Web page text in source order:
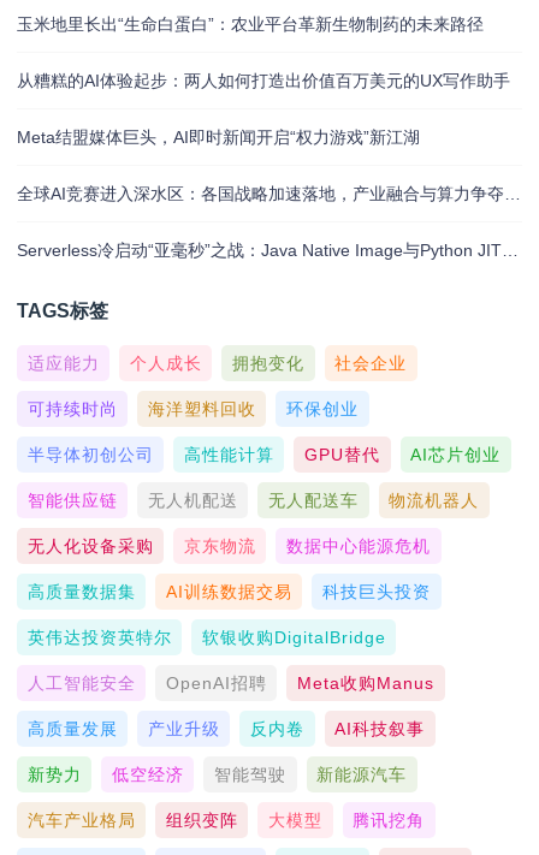
玉米地里长出“生命白蛋白”：农业平台革新生物制药的未来路径
从糟糕的AI体验起步：两人如何打造出价值百万美元的UX写作助手
Meta结盟媒体巨头，AI即时新闻开启“权力游戏”新江湖
TAGS标签
适应能力 个人成长 拥抱变化 社会企业
可持续时尚 海洋塑料回收 环保创业
半导体初创公司 高性能计算 GPU替代 AI芯片创业
智能供应链 无人机配送 无人配送车 物流机器人
无人化设备采购 京东物流 数据中心能源危机
高质量数据集 AI训练数据交易 科技巨头投资
英伟达投资英特尔 软银收购DigitalBridge
人工智能安全 OpenAI招聘 Meta收购Manus
高质量发展 产业升级 反内卷 AI科技叙事
新势力 低空经济 智能驾驶 新能源汽车
汽车产业格局 组织变阵 大模型 腾讯挖角